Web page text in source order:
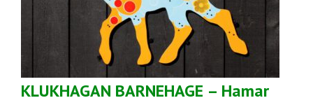
KLUKHAGAN BARNEHAGE – Hamar